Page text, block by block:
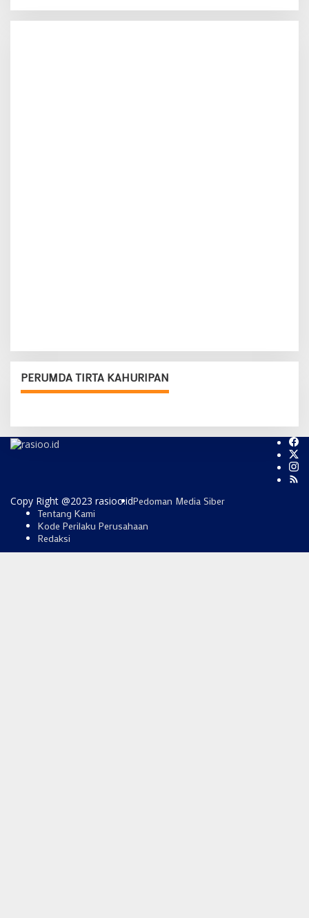
PERUMDA TIRTA KAHURIPAN
Copy Right @2023 rasioo.idPedoman Media Siber
Tentang Kami
Kode Perilaku Perusahaan
Redaksi